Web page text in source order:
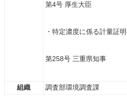
第4号 厚生大臣
・特定濃度に係る計量証
第258号 三重県知事
組織 調査部環境調査課